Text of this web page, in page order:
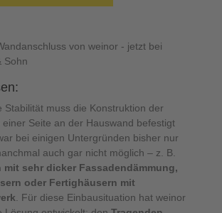
Stabilität muss die Konstruktion der
einer Seite an der Hauswand befestigt
bei einigen Untergründen bisher nur
auch gar nicht möglich – z. B.
mit sehr dicker Fassadendämmung,
oder Fertighäusern mit
. Für diese Einbausituation hat weinor